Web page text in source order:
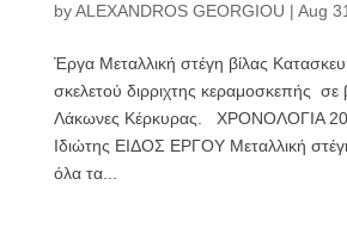
byALEXANDROS GEORGIOU | Aug
Έργα Mεταλλική στέγη βίλας
σκελετού διρριχτης κεραμοσκεπής σε
Λάκωνες Κέρκυρας. ΧΡΟΝΟΛΟΓΙΑ
Ιδιώτης ΕΙΔΟΣ ΕΡΓΟΥ Μεταλλική
όλα τα...